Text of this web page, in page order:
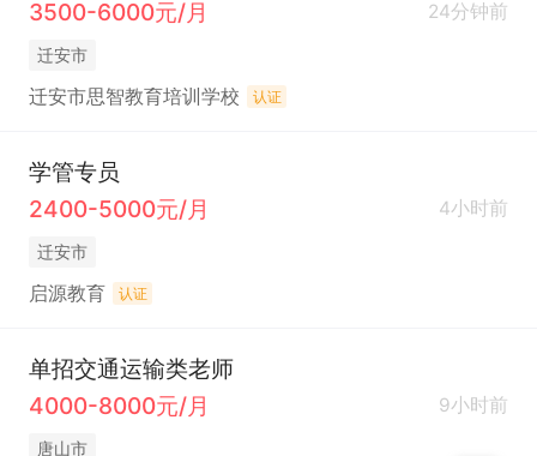
3500-6000元/月
24分钟前
迁安市
迁安市思智教育培训学校 认证
学管专员
2400-5000元/月
4小时前
迁安市
启源教育 认证
单招交通运输类老师
4000-8000元/月
9小时前
唐山市